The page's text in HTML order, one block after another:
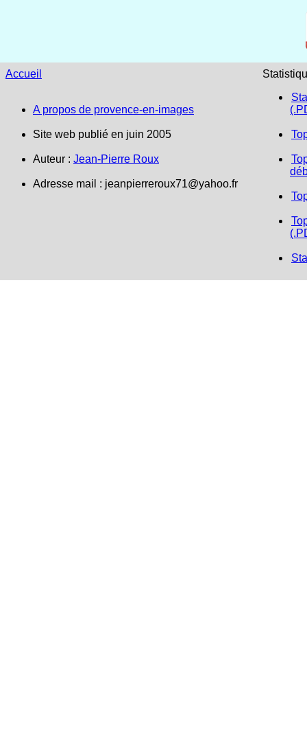
Accueil
A propos de provence-en-images
Site web publié en juin 2005
Auteur : Jean-Pierre Roux
Adresse mail : jeanpierreroux71@yahoo.fr